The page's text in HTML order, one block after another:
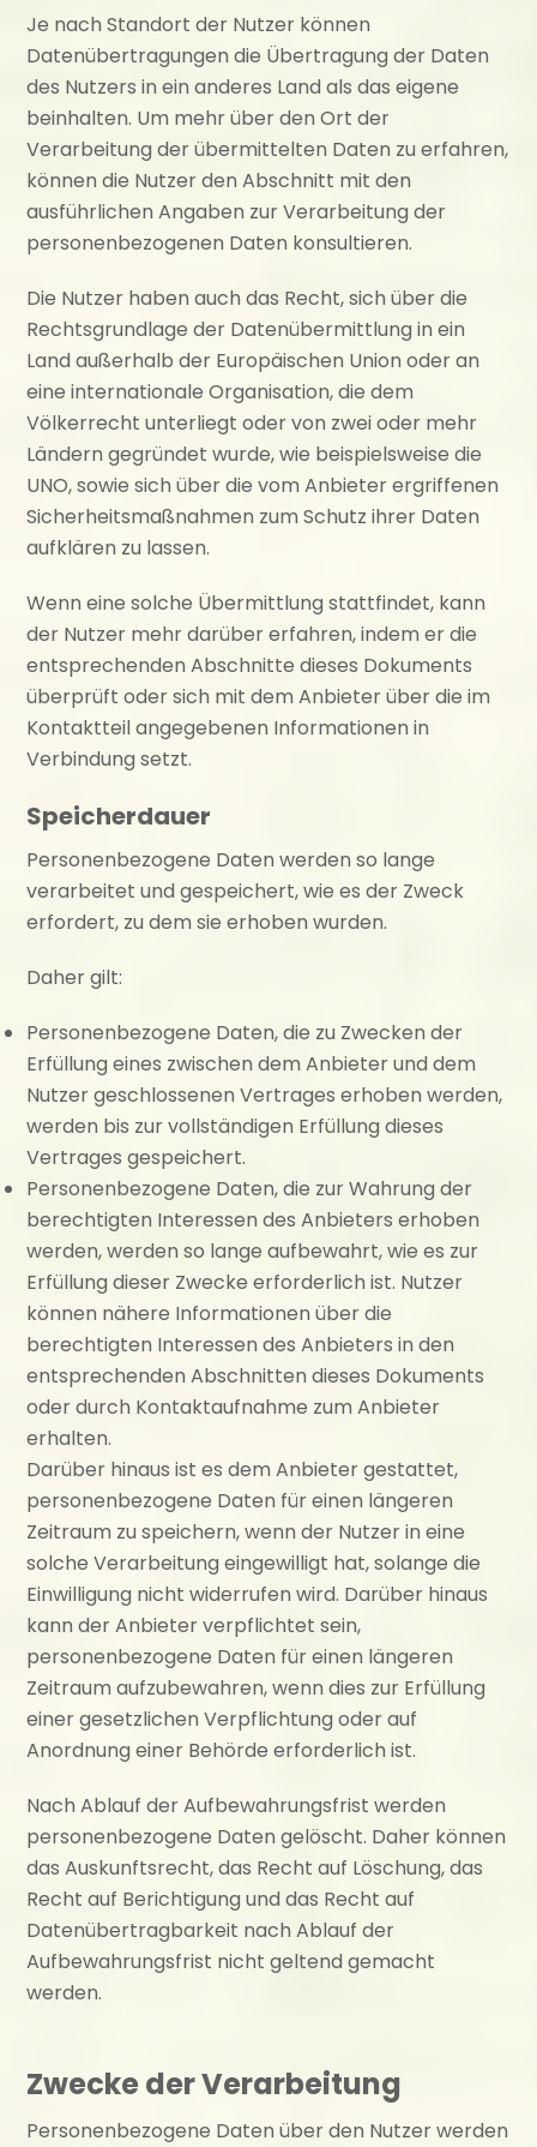
Je nach Standort der Nutzer können
Datenübertragungen die Übertragung der Daten
des Nutzers in ein anderes Land als das eigene
beinhalten. Um mehr über den Ort der
Verarbeitung der übermittelten Daten zu erfahren,
können die Nutzer den Abschnitt mit den
ausführlichen Angaben zur Verarbeitung der
personenbezogenen Daten konsultieren.
Die Nutzer haben auch das Recht, sich über die
Rechtsgrundlage der Datenübermittlung in ein
Land außerhalb der Europäischen Union oder an
eine internationale Organisation, die dem
Völkerrecht unterliegt oder von zwei oder mehr
Ländern gegründet wurde, wie beispielsweise die
UNO, sowie sich über die vom Anbieter ergriffenen
Sicherheitsmaßnahmen zum Schutz ihrer Daten
aufklären zu lassen.
Wenn eine solche Übermittlung stattfindet, kann
der Nutzer mehr darüber erfahren, indem er die
entsprechenden Abschnitte dieses Dokuments
überprüft oder sich mit dem Anbieter über die im
Kontaktteil angegebenen Informationen in
Verbindung setzt.
Speicherdauer
Personenbezogene Daten werden so lange
verarbeitet und gespeichert, wie es der Zweck
erfordert, zu dem sie erhoben wurden.
Daher gilt:
Personenbezogene Daten, die zu Zwecken der
Erfüllung eines zwischen dem Anbieter und dem
Nutzer geschlossenen Vertrages erhoben werden,
werden bis zur vollständigen Erfüllung dieses
Vertrages gespeichert.
Personenbezogene Daten, die zur Wahrung der
berechtigten Interessen des Anbieters erhoben
werden, werden so lange aufbewahrt, wie es zur
Erfüllung dieser Zwecke erforderlich ist. Nutzer
können nähere Informationen über die
berechtigten Interessen des Anbieters in den
entsprechenden Abschnitten dieses Dokuments
oder durch Kontaktaufnahme zum Anbieter
erhalten.
Darüber hinaus ist es dem Anbieter gestattet,
personenbezogene Daten für einen längeren
Zeitraum zu speichern, wenn der Nutzer in eine
solche Verarbeitung eingewilligt hat, solange die
Einwilligung nicht widerrufen wird. Darüber hinaus
kann der Anbieter verpflichtet sein,
personenbezogene Daten für einen längeren
Zeitraum aufzubewahren, wenn dies zur Erfüllung
einer gesetzlichen Verpflichtung oder auf
Anordnung einer Behörde erforderlich ist.
Nach Ablauf der Aufbewahrungsfrist werden
personenbezogene Daten gelöscht. Daher können
das Auskunftsrecht, das Recht auf Löschung, das
Recht auf Berichtigung und das Recht auf
Datenübertragbarkeit nach Ablauf der
Aufbewahrungsfrist nicht geltend gemacht
werden.
Zwecke der Verarbeitung
Personenbezogene Daten über den Nutzer werden